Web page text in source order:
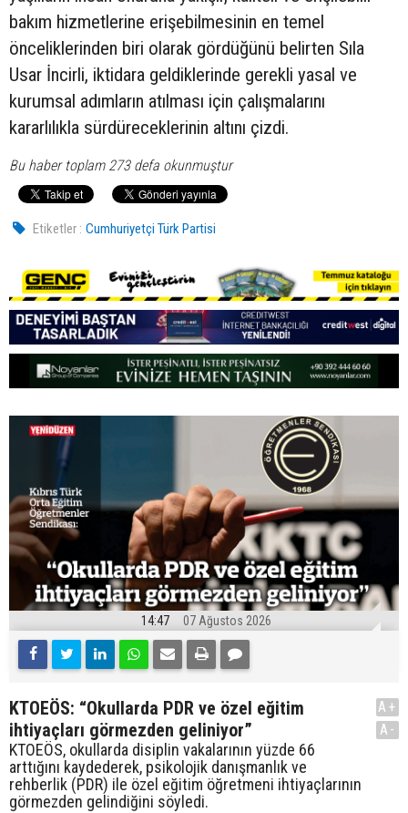
bakım hizmetlerine erişebilmesinin en temel
önceliklerinden biri olarak gördüğünü belirten Sıla
Usar İncirli, iktidara geldiklerinde gerekli yasal ve
kurumsal adımların atılması için çalışmalarını
kararlılıkla sürdüreceklerinin altını çizdi.
Bu haber toplam 273 defa okunmuştur
Etiketler : Cumhuriyetçi Türk Partisi
14:47 07 Ağustos 2026
KTOEÖS: “Okullarda PDR ve özel eğitim
ihtiyaçları görmezden geliniyor”
KTOEÖS, okullarda disiplin vakalarının yüzde 66
arttığını kaydederek, psikolojik danışmanlık ve
rehberlik (PDR) ile özel eğitim öğretmeni ihtiyaçlarının
görmezden gelindiğini söyledi.
A+
A-